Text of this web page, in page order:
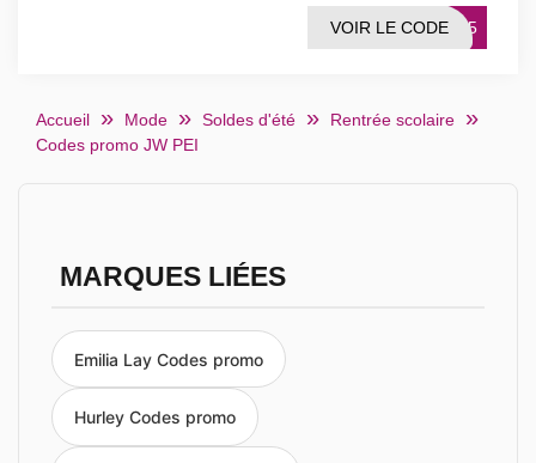
AFF5
VOIR LE CODE
Accueil Mode Soldes d'été
Rentrée scolaire
Codes promo JW PEI
MARQUES LIÉES
Emilia Lay Codes promo
Hurley Codes promo